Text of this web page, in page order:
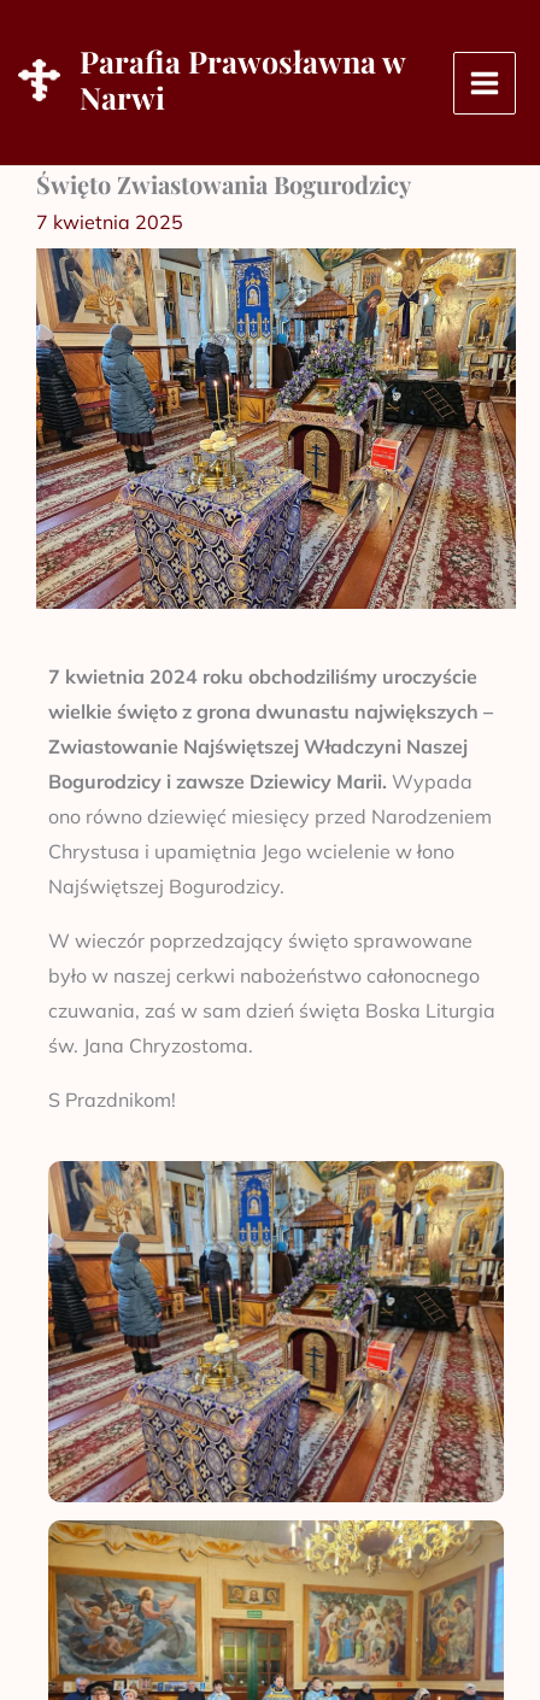
treści
Parafia Prawosławna w
Narwi
Święto Zwiastowania Bogurodzicy
7 kwietnia 2025
7 kwietnia 2024 roku obchodziliśmy uroczyście
wielkie święto z grona dwunastu największych –
Zwiastowanie Najświętszej Władczyni Naszej
Bogurodzicy i zawsze Dziewicy Marii. Wypada
ono równo dziewięć miesięcy przed Narodzeniem
Chrystusa i upamiętnia Jego wcielenie w łono
Najświętszej Bogurodzicy.
W wieczór poprzedzający święto sprawowane
było w naszej cerkwi nabożeństwo całonocnego
czuwania, zaś w sam dzień święta Boska Liturgia
św. Jana Chryzostoma.
S Prazdnikom!